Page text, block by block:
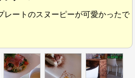
レートのスヌーピーが可愛かったで